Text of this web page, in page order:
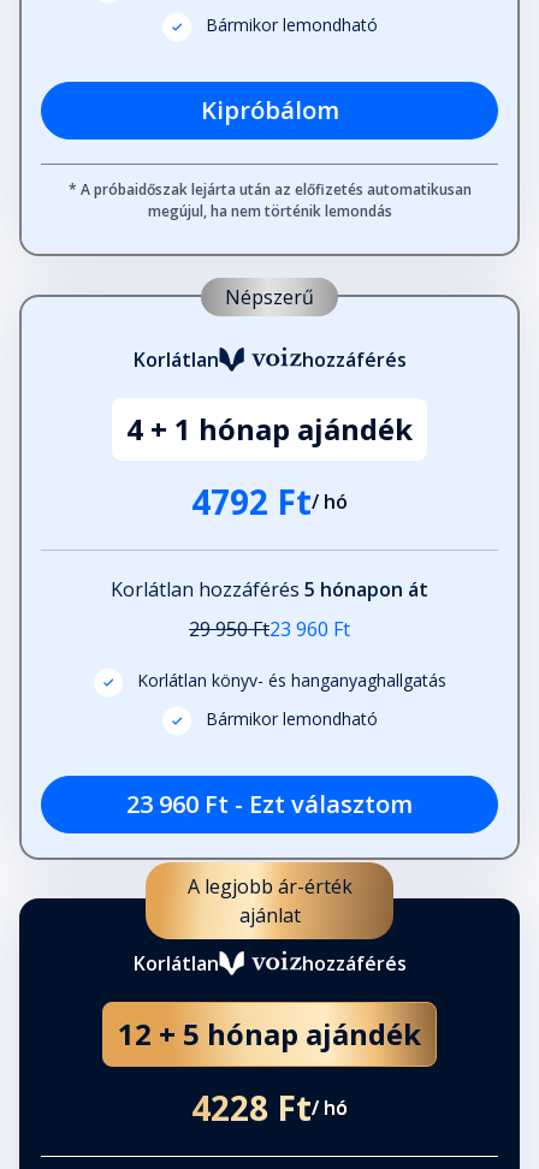
Bármikor lemondható
Kipróbálom
* A próbaidőszak lejárta után az előfizetés automatikusan
megújul, ha nem történik lemondás
Népszerű
Korlátlan hozzáférés
4 + 1 hónap ajándék
4792 Ft/ hó
Korlátlan hozzáférés 5 hónapon át
29 950 Ft23 960 Ft
Korlátlan könyv- és hanganyaghallgatás
Bármikor lemondható
23 960 Ft - Ezt választom
A legjobb ár-érték
ajánlat
Korlátlan
hozzáférés
12 + 5 hónap ajándék
4228 Ft/ hó